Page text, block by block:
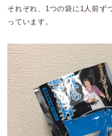
それぞれ、1つの袋に1人前ず
っています。